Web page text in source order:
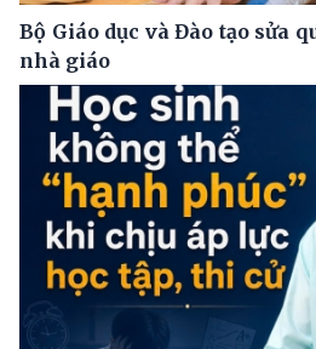
Bộ Giáo dục và Đào tạo sửa
nhà giáo